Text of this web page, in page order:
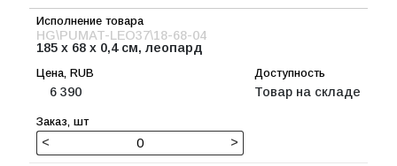
HG\PUMAT-LEO37\18-68-04
185 x 68 x 0,4 см, леопард
6 390 Товар на складе
< >